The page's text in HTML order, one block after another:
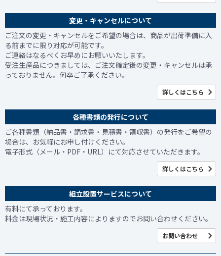
変更・キャンセルについて
ご注文の変更・キャンセルをご希望の場合は、商品が出荷準備に入
る前までに限り対応が可能です。
ご連絡はなるべくお早めにお願いいたします。
受注生産品につきましては、ご注文確定後の変更・キャンセルは承
っておりません。何卒ご了承ください。
詳しくはこちら
各種書類の発行について
ご各種書類（納品書・請求書・見積書・領収書）の発行をご希望の
場合は、お気軽にお申し付けください。
電子形式（メール・PDF・URL）にて対応させていただきます。
詳しくはこちら
組立設置サービスについて
有料にて承っております。
料金は現場状況・施工内容によりますのでお問い合わせください。
お問い合わせ